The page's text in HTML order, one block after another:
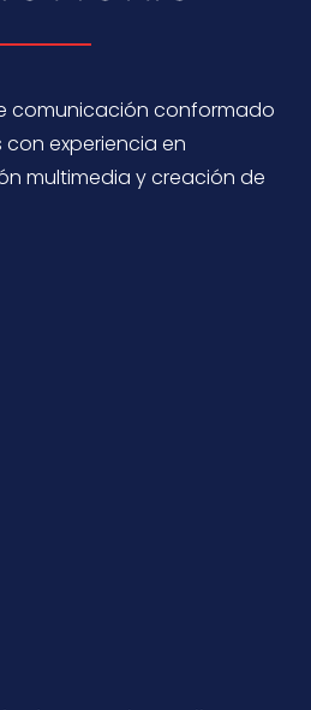
comunicación conformado
experiencia en
multimedia y creación de